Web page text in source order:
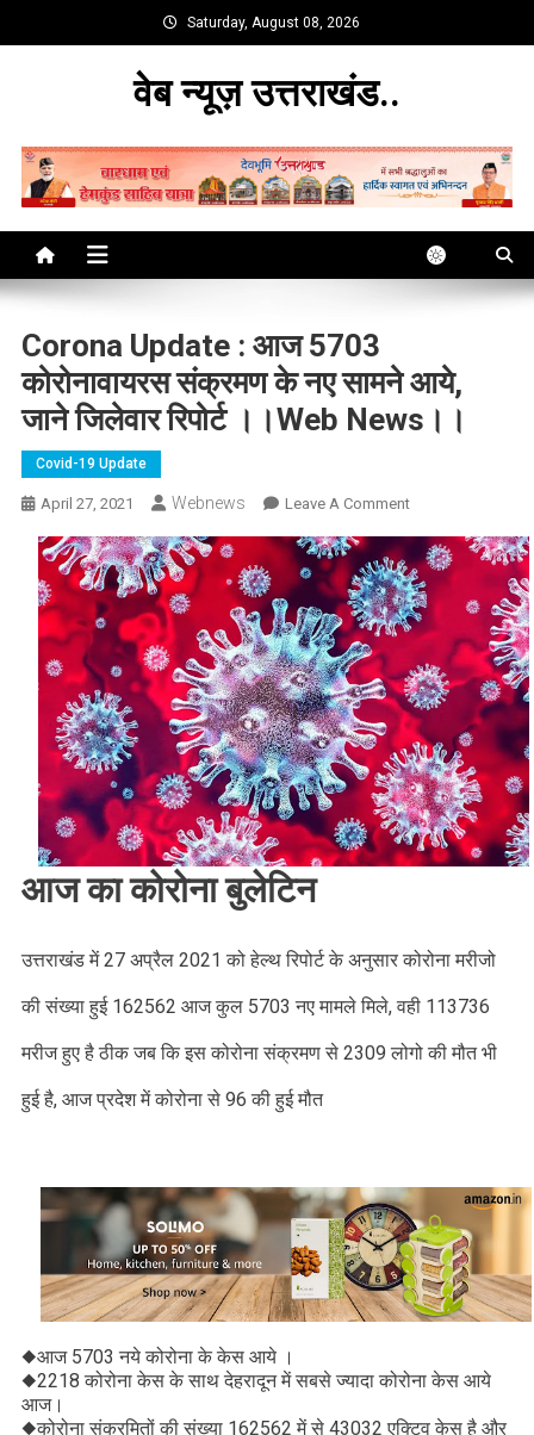
to
Saturday, August 08, 2026
वेब न्यूज़ उत्तराखंड..
Corona Update : आज 5703
कोरोनावायरस संक्रमण के नए सामने आये,
जाने जिलेवार रिपोर्ट ।।web News।।
Covid-19 Update
April 27, 2021 Webnews Leave A CommentOn
Update
:
आज
5703
कोरोनावायरस
संक्रमण
के
नए
सामने
आये,
जाने
जिलेवार
News।।
आज का कोरोना बुलेटिन
उत्तराखंड में 27 अप्रैल 2021 को हेल्थ रिपोर्ट के अनुसार कोरोना मरीजो
की संख्या हुई 162562 आज कुल 5703 नए मामले मिले, वही 113736
मरीज हुए है ठीक जब कि इस कोरोना संक्रमण से 2309 लोगो की मौत भी
हुई है, आज प्रदेश में कोरोना से 96 की हुई मौत
◆आज 5703 नये कोरोना के केस आये ।
◆2218 कोरोना केस के साथ देहरादून में सबसे ज्यादा कोरोना केस आये
आज।
◆कोरोना संक्रमितों की संख्या 162562 में से 43032 एक्टिव केस है और